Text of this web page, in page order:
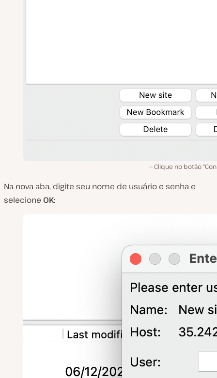
Clique no botão
Na nova aba, digite seu nome de usuário e senha e
selecione OK: